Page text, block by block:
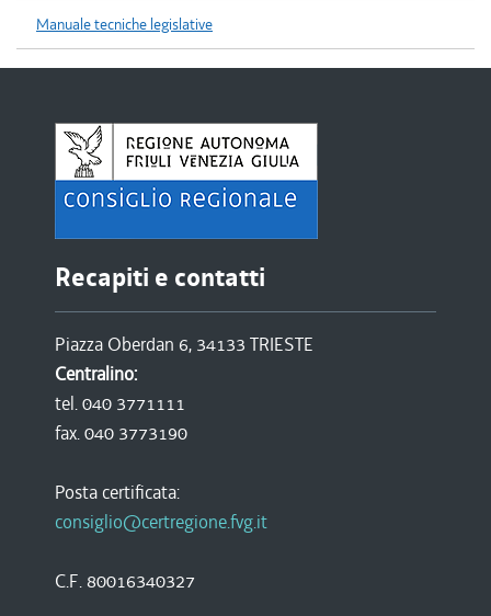
Manuale tecniche legislative
Recapiti e contatti
Piazza Oberdan 6, 34133 TRIESTE
Centralino:
tel. 040 3771111
fax. 040 3773190
Posta certificata:
consiglio@certregione.fvg.it
C.F. 80016340327